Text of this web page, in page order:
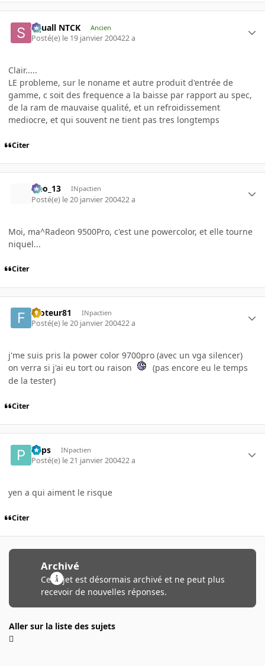
Squall NTCK Ancien
Posté(e) le 19 janvier 200422 a
Clair.....
LE probleme, sur le noname et autre produit d'entrée de
gamme, c soit des frequence a la baisse par rapport au spec,
de la ram de mauvaise qualité, et un refroidissement
mediocre, et qui souvent ne tient pas tres longtemps
Citer
Neo_13 INpactien
Posté(e) le 20 janvier 200422 a
Moi, ma^Radeon 9500Pro, c'est une powercolor, et elle tourne
niquel...
Citer
footeur81 INpactien
Posté(e) le 20 janvier 200422 a
j'me suis pris la power color 9700pro (avec un vga silencer)
on verra si j'ai eu tort ou raison
(pas encore eu le temps
de la tester)
Citer
Paps INpactien
Posté(e) le 21 janvier 200422 a
yen a qui aiment le risque
Citer
Archivé
Ce sujet est désormais archivé et ne peut plus
recevoir de nouvelles réponses.
Aller sur la liste des sujets